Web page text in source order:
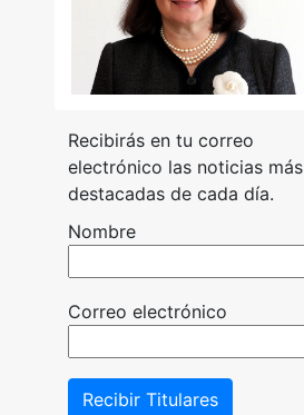
Recibirás en tu correo
electrónico las noticias más
destacadas de cada día.
Nombre
Correo electrónico
Recibir Titulares